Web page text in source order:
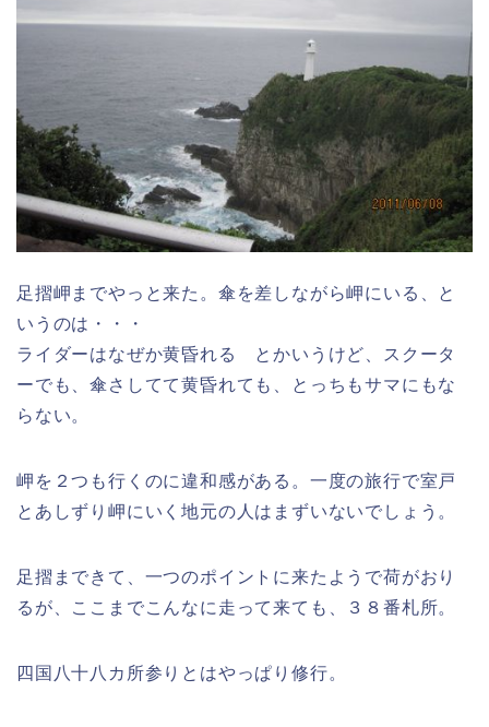
足摺岬までやっと来た。傘を差しながら岬にいる、と
いうのは・・・
ライダーはなぜか黄昏れる とかいうけど、スクータ
ーでも、傘さしてて黄昏れても、とっちもサマにもな
らない。
岬を２つも行くのに違和感がある。一度の旅行で室戸
とあしずり岬にいく地元の人はまずいないでしょう。
足摺まできて、一つのポイントに来たようで荷がおり
るが、ここまでこんなに走って来ても、３８番札所。
四国八十八カ所参りとはやっぱり修行。